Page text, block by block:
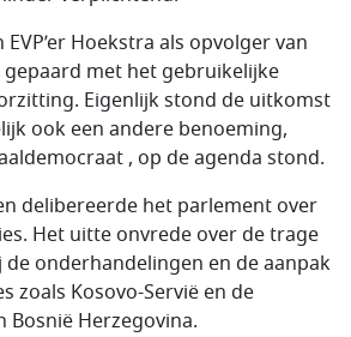
Hoekstra als opvolger van
met het gebruikelijke
Eigenlijk stond de uitkomst
ook een andere benoeming,
, op de agenda stond.
delibereerde het parlement over
Het uitte onvrede over de trage
de onderhandelingen en de aanpak
zoals Kosovo-Servië en de
Bosnië Herzegovina.